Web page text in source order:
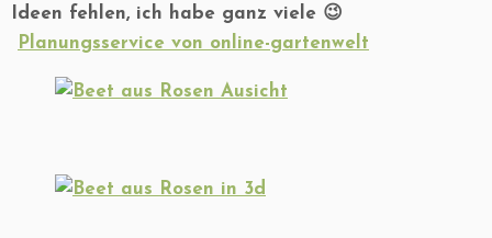
Ideen fehlen, ich habe ganz viele 😉
Planungsservice von online-gartenwelt